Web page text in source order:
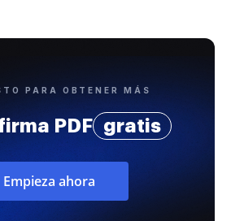
PARA OBTENER MÁS
PDF gratis
Empieza ahora